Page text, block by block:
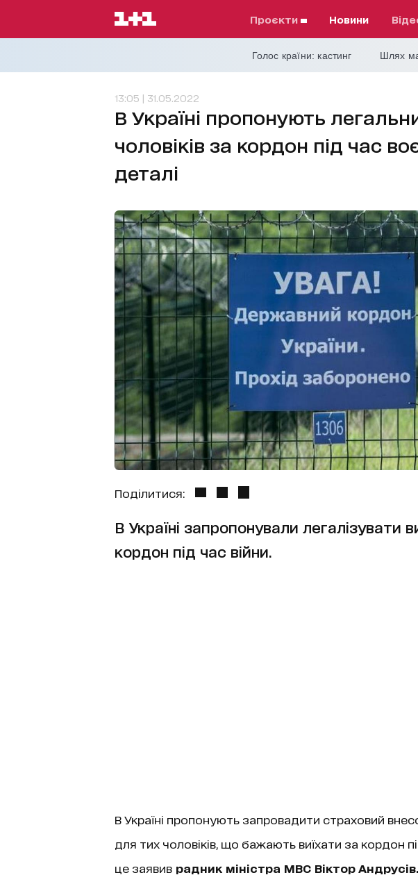
проєкти Новини
Голос країни: кастинг Шлях
13:05 | 31.05.2022
В Україні пропонують
чоловіків за кордон під час
деталі
Поділитися:
В Україні запропонували легалізувати
кордон під час війни.
В Україні пропонують запровадити страховий
для тих чоловіків, що бажають виїхати за кордон
це заявиврадник міністра МВС Віктор Андрусів.